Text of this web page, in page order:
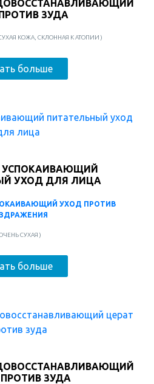
ЗУДА
КОЖА, СКЛОННАЯ К АТОПИИ )
больше
УСПОКАИВАЮЩИЙ
УХОД ДЛЯ ЛИЦА
УХОД ПРОТИВ
СУХАЯ )
больше
ЗУДА